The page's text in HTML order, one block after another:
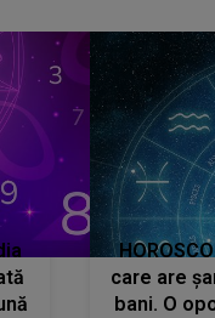
care are
bani. O